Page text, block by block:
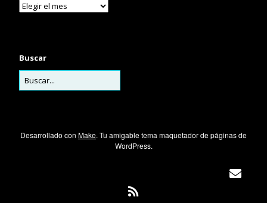
Buscar
Desarrollado con Make. Tu amigable tema maquetador de páginas de
WordPress.